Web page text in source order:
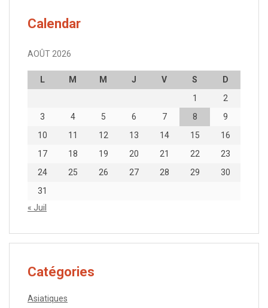
Calendar
AOÛT 2026
L M M J V S
D
1
2
3
4 5 6 7 8
9
10
11 12 13 14 15
16
17
18 19 20 21 22
23
24
25 26 27 28 29
30
31
« Juil
Catégories
Asiatiques